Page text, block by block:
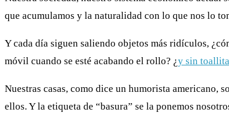
que acumulamos y la naturalidad con lo que nos lo
Y cada día siguen saliendo objetos más ridículos, ¿
móvil cuando se esté acabando el rollo? ¿y sin
Nuestras casas, como dice un humorista americano,
ellos. Y la etiqueta de “basura” se la ponemos